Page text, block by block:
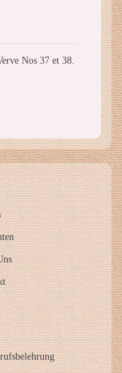
Nos 37 et 38.